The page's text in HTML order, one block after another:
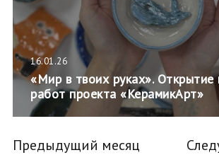
16.01.26
«Мир в твоих руках». Открытие
работ проекта «КерамикАрт»
Предыдущий месяц